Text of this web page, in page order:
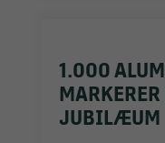
1.000
MARKERER
JUBILÆUM